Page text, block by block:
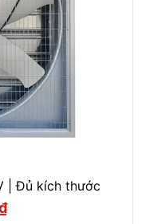
| Đủ kích thước